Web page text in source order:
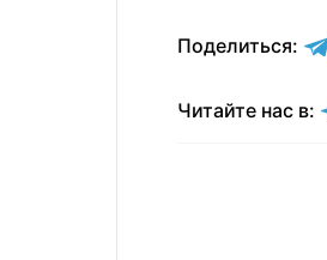
Поделиться:
Читайте нас в: